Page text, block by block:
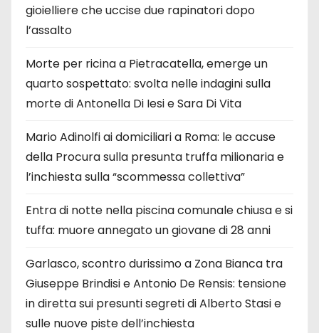
gioielliere che uccise due rapinatori dopo
l’assalto
Morte per ricina a Pietracatella, emerge un
quarto sospettato: svolta nelle indagini sulla
morte di Antonella Di Iesi e Sara Di Vita
Mario Adinolfi ai domiciliari a Roma: le accuse
della Procura sulla presunta truffa milionaria e
l’inchiesta sulla “scommessa collettiva”
Entra di notte nella piscina comunale chiusa e si
tuffa: muore annegato un giovane di 28 anni
Garlasco, scontro durissimo a Zona Bianca tra
Giuseppe Brindisi e Antonio De Rensis: tensione
in diretta sui presunti segreti di Alberto Stasi e
sulle nuove piste dell’inchiesta